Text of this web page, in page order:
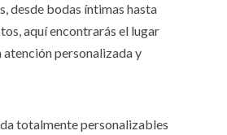
desde bodas íntimas hasta
aquí encontrarás el lugar
atención personalizada y
totalmente personalizables